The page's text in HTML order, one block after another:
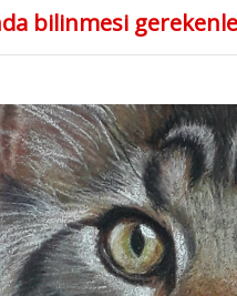
bilinmesi